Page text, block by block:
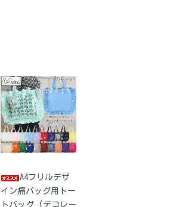
A4フリルデザ
イン痛バッグ用トー
トバッグ (デコレー